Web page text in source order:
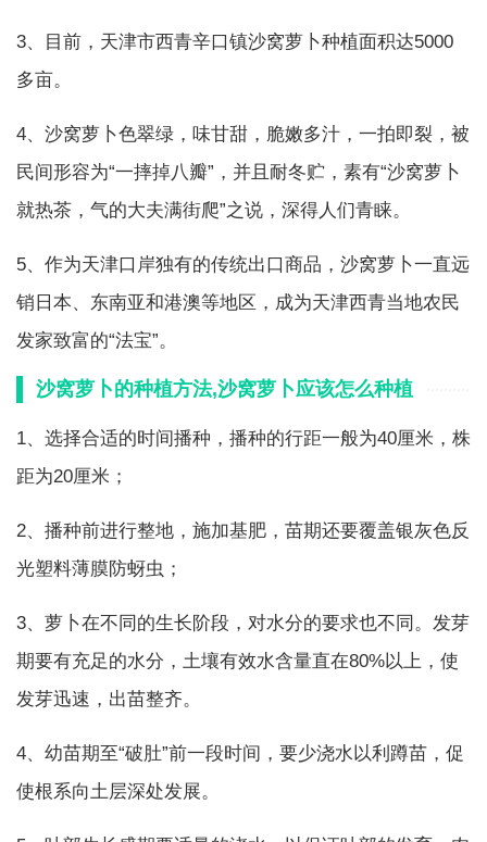
3、目前，天津市西青辛口镇沙窝萝卜种植面积达5000
多亩。
4、沙窝萝卜色翠绿，味甘甜，脆嫩多汁，一拍即裂，被
民间形容为“一摔掉八瓣”，并且耐冬贮，素有“沙窝萝卜
就热茶，气的大夫满街爬”之说，深得人们青睐。
5、作为天津口岸独有的传统出口商品，沙窝萝卜一直远
销日本、东南亚和港澳等地区，成为天津西青当地农民
发家致富的“法宝”。
沙窝萝卜的种植方法,沙窝萝卜应该怎么种植
1、选择合适的时间播种，播种的行距一般为40厘米，株
距为20厘米；
2、播种前进行整地，施加基肥，苗期还要覆盖银灰色反
光塑料薄膜防蚜虫；
3、萝卜在不同的生长阶段，对水分的要求也不同。发芽
期要有充足的水分，土壤有效水含量直在80%以上，使
发芽迅速，出苗整齐。
4、幼苗期至“破肚”前一段时间，要少浇水以利蹲苗，促
使根系向土层深处发展。